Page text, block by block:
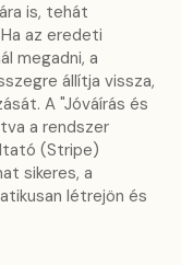
is, tehát
az eredeti
megadni, a
állítja vissza,
A "Jóváírás és
a rendszer
(Stripe)
sikeres, a
létrejön és